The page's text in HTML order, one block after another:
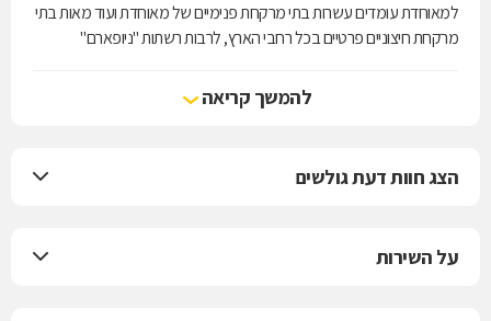
למאוחדת עומדים עשרות בתי מרקחת פנימיים של מאוחדת ועוד מאות בתי
מרקחת חיצוניים פרטיים בכל רחבי הארץ, לרבות רשתות "ניופארם"
להמשך קריאה
הצג חוות דעת גולשים
על השירות